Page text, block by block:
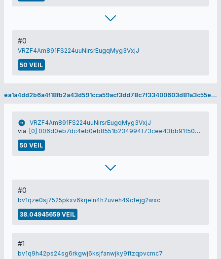
#0
VRZF4Am891FS224uuNirsrEugqMyg3VxjJ
50 VEIL
ea1a4dd2b6a4f18fb2a43d591cca59acf3dd78c7f33400603d81a3c55e3f327b
VRZF4Am891FS224uuNirsrEugqMyg3VxjJ
via
[0] 006d0eb7dc4eb0eb8551b234994f73cee43bb91f509617e927ffc8d0681117a6
50 VEIL
#0
bv1qze0sj7525pkxv6krjeln4h7uveh49cfejg2wxc
38.04945659 VEIL
#1
bv1q9h42ps24sg6rkgwj6ksjfanwjky9ftzqpvcmc7